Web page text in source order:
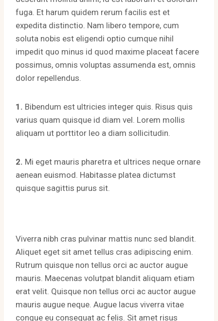
fuga. Et harum quidem rerum facilis est et
expedita distinctio. Nam libero tempore, cum
soluta nobis est eligendi optio cumque nihil
impedit quo minus id quod maxime placeat facere
possimus, omnis voluptas assumenda est, omnis
dolor repellendus.
1. Bibendum est ultricies integer quis. Risus quis
varius quam quisque id diam vel. Lorem mollis
aliquam ut porttitor leo a diam sollicitudin.
2. Mi eget mauris pharetra et ultrices neque ornare
aenean euismod. Habitasse platea dictumst
quisque sagittis purus sit.
Viverra nibh cras pulvinar mattis nunc sed blandit.
Aliquet eget sit amet tellus cras adipiscing enim.
Rutrum quisque non tellus orci ac auctor augue
mauris. Maecenas volutpat blandit aliquam etiam
erat velit. Quisque non tellus orci ac auctor augue
mauris augue neque. Augue lacus viverra vitae
congue eu consequat ac felis. Sit amet risus